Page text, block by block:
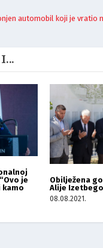
automobil koji je vratio
je
kamo
Obilježena
Alije
08.08.2021.